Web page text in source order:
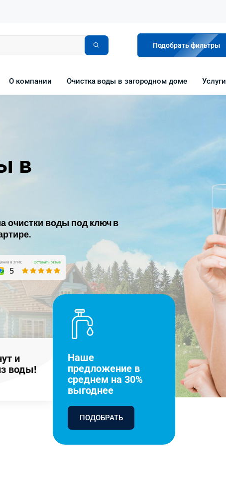
Подобрать фильтры
О компании Очистка воды в загородном доме Услуги
в
очистки воды под ключ в
и
воды!
Наше
предложение в
среднем на 30%
выгоднее
ПОДОБРАТЬ